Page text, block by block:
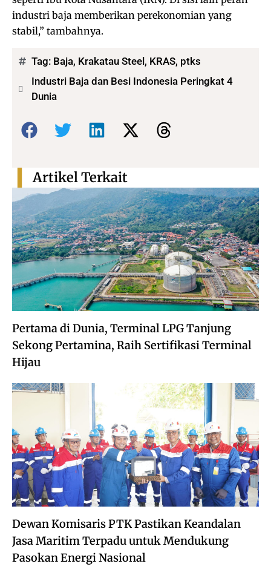
industri baja memberikan perekonomian yang
stabil,” tambahnya.
Tag: Baja, Krakatau Steel, KRAS, ptks
Industri Baja dan Besi Indonesia Peringkat 4
Dunia
Bagikan:
Pertama di Dunia, Terminal LPG Tanjung
Sekong Pertamina, Raih Sertifikasi Terminal
Hijau
Dewan Komisaris PTK Pastikan Keandalan
Jasa Maritim Terpadu untuk Mendukung
Pasokan Energi Nasional
Artikel Terkait